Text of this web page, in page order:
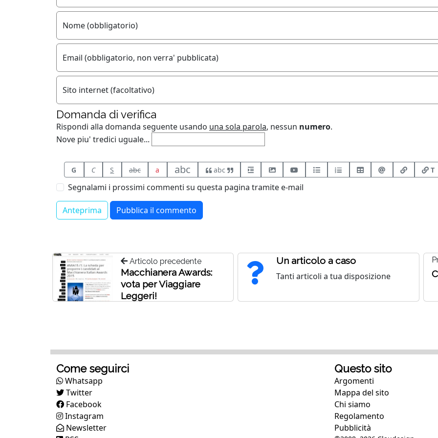
Nome (obbligatorio)
Email (obbligatorio, non verra' pubblicata)
Sito internet (facoltativo)
Domanda di verifica
Rispondi alla domanda seguente usando una sola parola, nessun numero.
Nove piu' tredici uguale...
G C S abc a abc abc T
Segnalami i prossimi commenti su questa pagina tramite e-mail
Articolo precedente
Macchianera Awards:
vota per Viaggiare
Leggeri!
Un articolo a caso
Tanti articoli a tua disposizione
Come seguirci
Whatsapp
Twitter
Facebook
Instagram
Newsletter
Questo sito
Argomenti
Mappa del sito
Chi siamo
Regolamento
Pubblicità